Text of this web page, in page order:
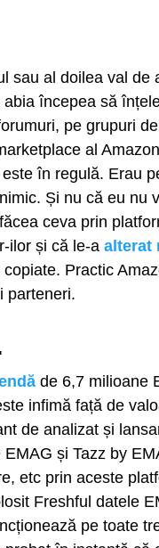
sau al doilea val de
începea să
pe grupuri
al
în regulă. Erau
Și nu că eu nu
ceva prin
ilor și că le-a alterat
Practic
parteneri.
de 6,7 milioane
infimă față de
de analizat și
și Tazz by
etc prin aceste
Freshful datele
pe toate